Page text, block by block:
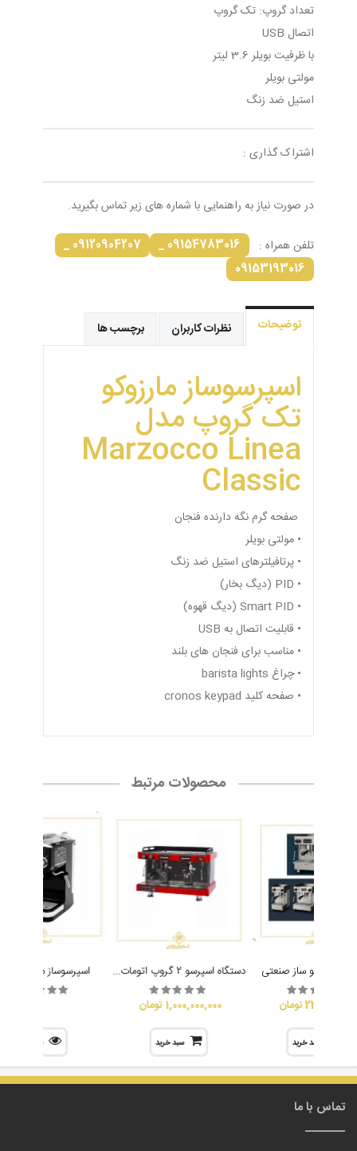
تعداد گروپ: تک گروپ
اتصال USB
با ظرفیت بویلر 3.6 لیتر
مولتی بویلر
استیل ضد زنگ
اشتراک گذاری :
در صورت نیاز به راهنمایی با شماره های زیر تماس بگیرید.
تلفن همراه : 09154783016 _
09120904207 _
09153193016
توضیحات نظرات کاربران برچسب ها
اسپرسوساز مارزوکو
تک گروپ مدل
Marzocco Linea
Classic
صفحه گرم نگه دارنده فنجان
• مولتی بویلر
• پرتافیلترهای استیل ضد زنگ
• PID (دیگ بخار)
• Smart PID (دیگ قهوه)
• قابلیت اتصال به USB
• مناسب برای فنجان های بلند
• چراغ barista lights
• صفحه کلید cronos keypad
محصولات مرتبط
اسپرسو ساز صنعتی
23,500,000 تومان
سبد خرید
دستگاه اسپرسو 2 گروپ اتومات آنتسantes
1,000,000,000 تومان
سبد خرید
اسپرسوساز میباشی 2015
تماس با ما